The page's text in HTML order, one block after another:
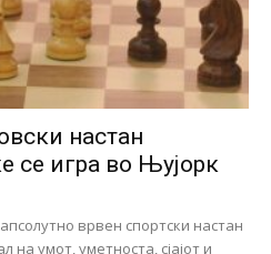
настан
се игра во Њујорк
врвен спортски настан
на умот, уметноста, сјајот и